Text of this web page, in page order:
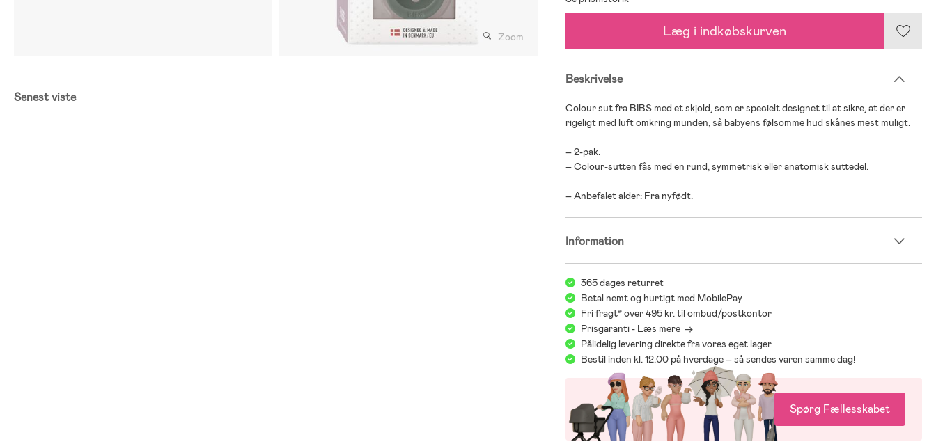
Zoom
Senest viste
Læg i indkøbskurven
Beskrivelse
Colour sut fra BIBS med et skjold, som er specielt designet til at sikre, at der er
rigeligt med luft omkring munden, så babyens følsomme hud skånes mest muligt.
– 2-pak.
– Colour-sutten fås med en rund, symmetrisk eller anatomisk suttedel.
– Anbefalet alder: Fra nyfødt.
Information
365 dages returret
Betal nemt og hurtigt med MobilePay
Fri fragt* over 495 kr. til ombud/postkontor
Prisgaranti - Læs mere ->
Pålidelig levering direkte fra vores eget lager
Bestil inden kl. 12.00 på hverdage – så sendes varen samme dag!
Spørg Fællesskabet